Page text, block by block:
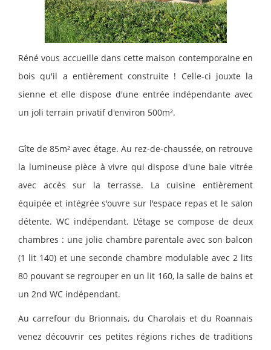
Réné vous accueille dans cette maison contemporaine en
bois qu'il a entièrement construite ! Celle-ci jouxte la
sienne et elle dispose d'une entrée indépendante avec
un joli terrain privatif d'environ 500m².
Gîte de 85m² avec étage. Au rez-de-chaussée, on retrouve
la lumineuse pièce à vivre qui dispose d'une baie vitrée
avec accès sur la terrasse. La cuisine entièrement
équipée et intégrée s'ouvre sur l'espace repas et le salon
détente. WC indépendant. L'étage se compose de deux
chambres : une jolie chambre parentale avec son balcon
(1 lit 140) et une seconde chambre modulable avec 2 lits
80 pouvant se regrouper en un lit 160, la salle de bains et
un 2nd WC indépendant.
Au carrefour du Brionnais, du Charolais et du Roannais
venez découvrir ces petites régions riches de traditions